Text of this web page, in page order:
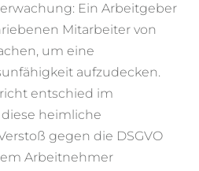
Ein Arbeitgeber
Mitarbeiter von
um eine
aufzudecken.
entschied im
diese heimliche
gegen die DSGVO
Arbeitnehmer